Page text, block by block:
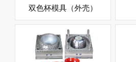
双色杯模具（外壳）